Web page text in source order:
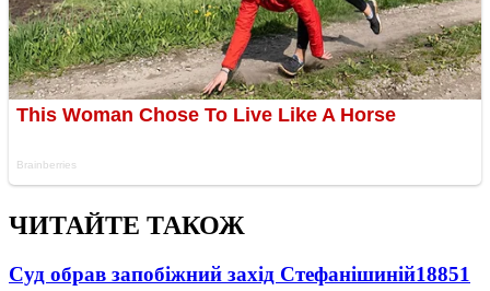
ЧИТАЙТЕ ТАКОЖ
Суд обрав запобіжний захід Стефанішиній18851